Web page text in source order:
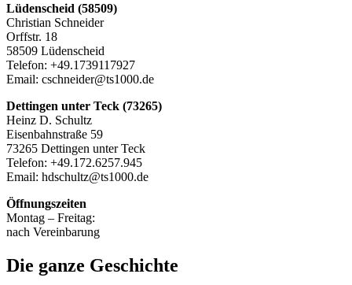
Lüdenscheid (58509)
Christian Schneider
Orffstr. 18
58509 Lüdenscheid
Telefon: +49.1739117927
Email: cschneider@ts1000.de
Dettingen unter Teck (73265)
Heinz D. Schultz
Eisenbahnstraße 59
73265 Dettingen unter Teck
Telefon: +49.172.6257.945
Email: hdschultz@ts1000.de
Öffnungszeiten
Montag – Freitag:
nach Vereinbarung
Die ganze Geschichte